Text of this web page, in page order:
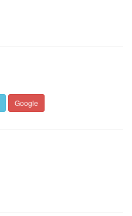
Google